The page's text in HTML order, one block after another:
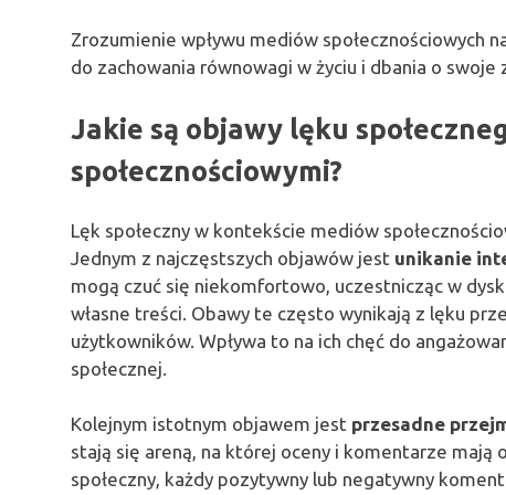
Zrozumienie wpływu mediów społecznościowych
do zachowania równowagi w życiu i dbania o swoje
Jakie są objawy lęku
społecznościowymi?
Lęk społeczny w kontekście mediów
Jednym z najczęstszych objawów jest unikanie
mogą czuć się niekomfortowo, uczestnicząc w
własne treści. Obawy te często wynikają z lęku
użytkowników. Wpływa to na ich chęć do
społecznej.
Kolejnym istotnym objawem jest przesadne
stają się areną, na której oceny i komentarze mają
społeczny, każdy pozytywny lub negatywny